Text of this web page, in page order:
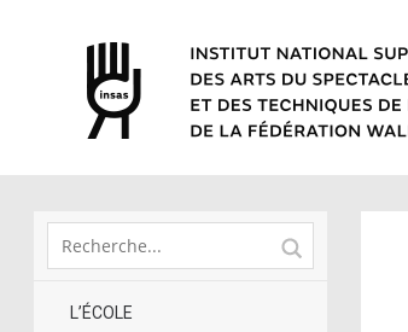
L’ÉCOLE